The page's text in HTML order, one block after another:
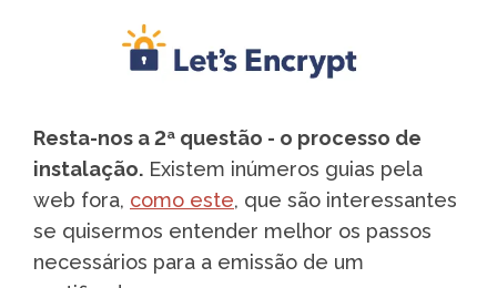
Resta-nos a 2ª questão - o processo de
instalação. Existem inúmeros guias pela
web fora, como este, que são interessantes
se quisermos entender melhor os passos
necessários para a emissão de um